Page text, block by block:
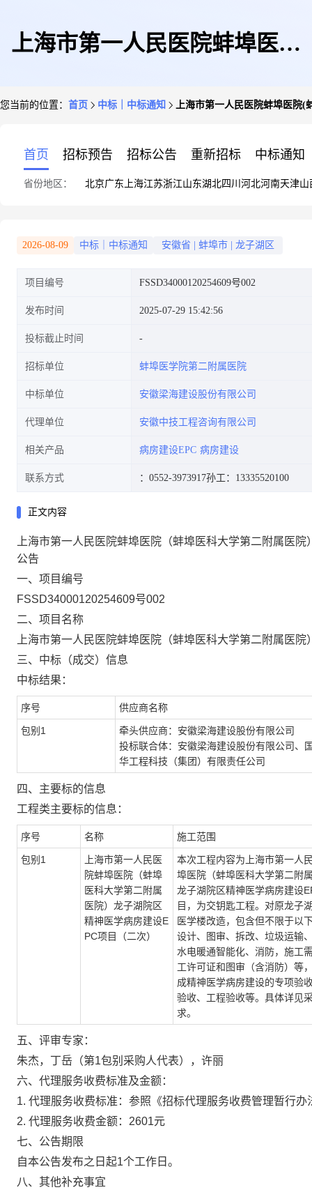
上海市第一人民医院蚌埠医院
项目(二次)的成交结果公告
您当前的位置： 首页 中标｜中标通知 上海市第一人民医院蚌埠医院(
首页 招标预告 招标公告 重新招标 中标通知
省份地区： 北京广东 上海江苏浙江山东湖北四川 河北河南天津山
2026-08-09 中标｜中标通知 安徽省 蚌埠市 龙子湖区
项目编号 FSSD34000120254609号002
发布时间 2025-07-29 15:42:56
投标截止时间
招标单位 蚌埠医学院第二附属医院
中标单位 安徽梁海建设股份有限公司
代理单位 安徽中技工程咨询有限公司
相关产品 病房建设EPC 病房建设
联系方式 ：0552-3973917孙工：13335520100
正文内容
上海市第一人民医院蚌埠医院（蚌埠医科大学第二附属医
公告
一、项目编号
FSSD34000120254609号002
二、项目名称
上海市第一人民医院蚌埠医院（蚌埠医科大学第二附属医
三、中标（成交）信息
中标结果：
序号 供应商名称
包别 1
牵头供应商：安徽梁海建设股份有限公司
投标联合体：安徽梁海建设股份有限公司、
华工程科技（集团）有限责任公司
四、主要标的信息
工程类主要标的信息：
序号 名称 施工范围
包别 1
上海市第一人民医
院蚌埠医院（蚌埠
医科大学第二附属
医院）龙子湖院区
精神医学病房建设E
PC项目（二次）
本次工程内容为上海市第一人
埠医院（蚌埠医科大学第二附
龙子湖院区精神医学病房建设
目，为交钥匙工程。对原龙子
医学楼改造，包含但不限于以
设计、图审、拆改、垃圾运输
水电暖通智能化、消防，施工
工许可证和图审（含消防）等
成精神医学病房建设的专项验
验收、工程验收等。具体详见
求。
五、 评审专家：
朱杰，丁岳（第1包别采购人代表），许丽
六、代理服务收费标准及金额：
1. 代理服务收费标准：参照《招标代理服务收费管理暂行
2. 代理服务收费金额：2601元
七、公告期限
自本公告发布之日起1个工作日。
八、其他补充事宜